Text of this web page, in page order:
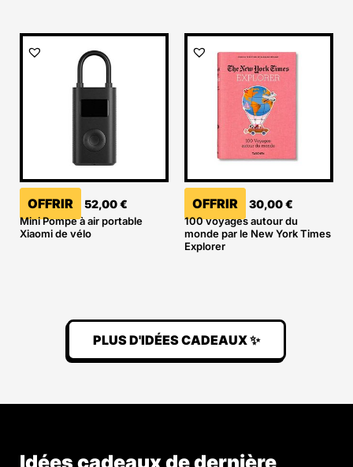
OFFRIR 52,00€
Mini Pompe à air portable
Xiaomi de vélo
OFFRIR 30,00€
100 voyages autour du
monde par le New York Times
Explorer
PLUS D'IDÉES CADEAUX ✨
Idées cadeaux de dernière